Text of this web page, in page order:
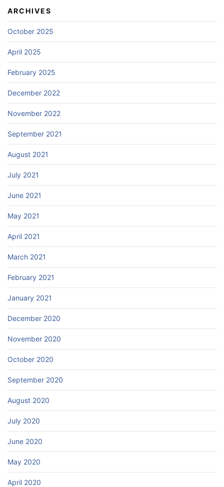
ARCHIVES
October 2025
April 2025
February 2025
December 2022
November 2022
September 2021
August 2021
July 2021
June 2021
May 2021
April 2021
March 2021
February 2021
January 2021
December 2020
November 2020
October 2020
September 2020
August 2020
July 2020
June 2020
May 2020
April 2020